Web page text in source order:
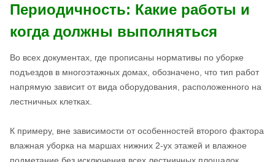
Периодичность: Какие работы и
когда должны выполняться
Во всех документах, где прописаны нормативы по уборке
подъездов в многоэтажных домах, обозначено, что тип работ
напрямую зависит от вида оборудования, расположенного на
лестничных клетках.
К примеру, вне зависимости от особенностей второго фактора
влажная уборка на маршах нижних 2-ух этажей и влажное